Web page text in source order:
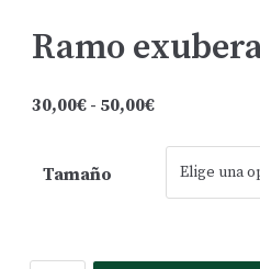
Ramo
30,00€ - 50,00€
Tamaño